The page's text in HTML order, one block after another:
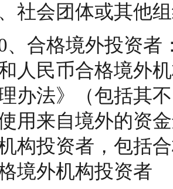
社会团体或其他
人民币合格境外
办法》（包括其
用来自境外的资
构投资者，包括
境外机构投资者